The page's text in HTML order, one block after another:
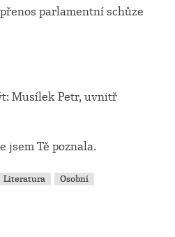
parlamentní schůze
jsem Tě poznala.
Literatura
Osobní